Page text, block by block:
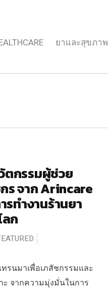
ยาและสุขภาพ
ตกรรมผู้ช่วย
ร จาก Arincare
ทำงานร้านยา
ลก
ทรนมาเพื่อเภสัชกรรมและ
ะ จากความมุ่งมั่นในการ